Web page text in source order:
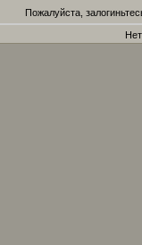
Пожалуйста,